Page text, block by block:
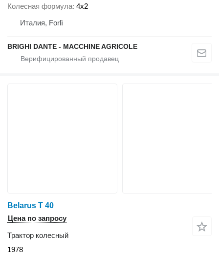
Колесная формула 4x2
Италия, Forlì
BRIGHI DANTE - MACCHINE AGRICOLE
Belarus T 40
Цена по запросу
Трактор колесный
1978